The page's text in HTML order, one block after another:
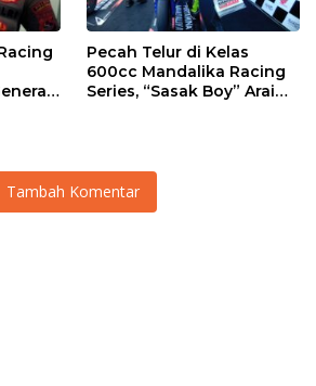
Pecah Telur di Kelas
600cc Mandalika Racing
Series, “Sasak Boy” Arai
Tambah Komentar